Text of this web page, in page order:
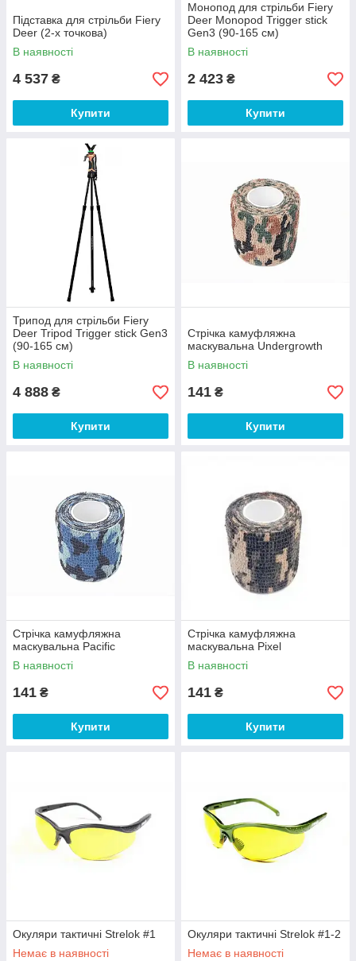
Підставка для стрільби Fiery
Deer (2-х точкова)
В наявності
4 537 ₴
Купити
Монопод для стрільби Fiery
Deer Monopod Trigger stick
Gen3 (90-165 см)
В наявності
2 423 ₴
Купити
Трипод для стрільби Fiery
Deer Tripod Trigger stick Gen3
(90-165 см)
В наявності
4 888 ₴
Купити
Стрічка камуфляжна
маскувальна Undergrowth
В наявності
141 ₴
Купити
Стрічка камуфляжна
маскувальна Pacific
В наявності
141 ₴
Купити
Стрічка камуфляжна
маскувальна Pixel
В наявності
141 ₴
Купити
Окуляри тактичні Strelok #1
Немає в наявності
Окуляри тактичні Strelok #1-2
Немає в наявності